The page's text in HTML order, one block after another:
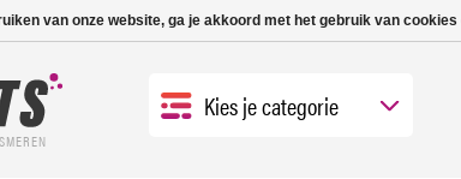
Nieuwe levertijd: 1 tot 3 werkdagen | Nu 25% korting op
Kies je categorie
van onze website, ga je akkoord met het gebruik van